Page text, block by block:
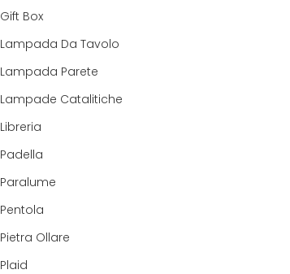
Gift Box
Lampada Da Tavolo
Lampada Parete
Lampade Catalitiche
Libreria
Padella
Paralume
Pentola
Pietra Ollare
Plaid